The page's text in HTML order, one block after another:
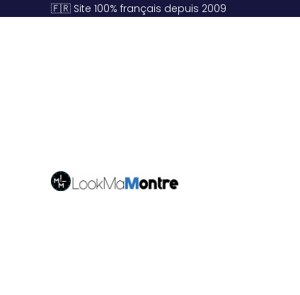
🇫🇷 Site 100% français depuis 2009